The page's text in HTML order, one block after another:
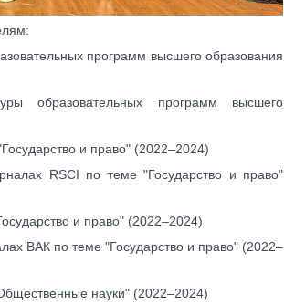
программ высшего образования
образовательных программ высшего
и право" (2022–2024)
RSCI по теме "Государство и право"
и право" (2022–2024)
ВАК по теме "Государство и право" (2022–
науки" (2022–2024)